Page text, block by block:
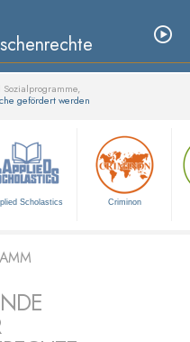
gefördert werden
Scholastics Criminon